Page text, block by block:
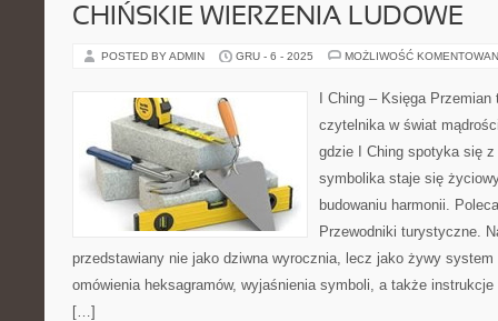
CHIŃSKIE WIERZENIA LUDOWE
POSTED BY ADMIN GRU - 6 - 2025 MOŻLIWOŚĆ
I Ching – Księga
czytelnika w świat
gdzie I Ching spotyka się
symbolika staje się
budowaniu harmonii.
Przewodniki turystyczne.
przedstawiany nie jako dziwna wyrocznia, lecz jako żywy
omówienia heksagramów, wyjaśnienia symboli, a także
[…]